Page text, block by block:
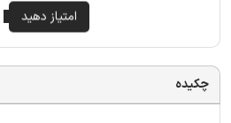
چکیده